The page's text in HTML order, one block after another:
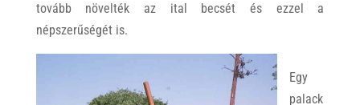
tovább növelték az ital becsét és ezzel a
népszerűségét is.
Egy
palack